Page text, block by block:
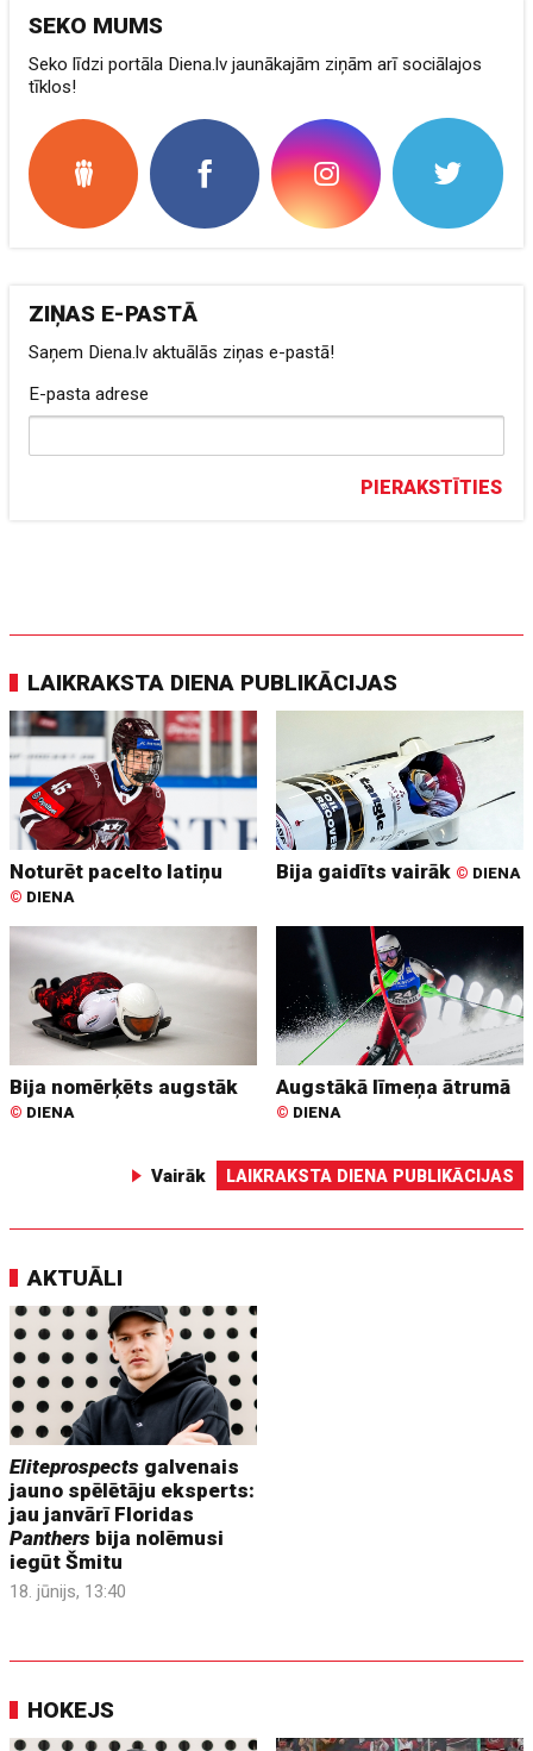
SEKO MUMS
Seko līdzi portāla Diena.lv jaunākajām ziņām arī sociālajos
tīklos!
ZIŅAS E-PASTĀ
Saņem Diena.lv aktuālās ziņas e-pastā!
E-pasta adrese
PIERAKSTĪTIES
LAIKRAKSTA DIENA PUBLIKĀCIJAS
Noturēt pacelto latiņu
© DIENA
Bija gaidīts vairāk © DIENA
Bija nomērķēts augstāk
© DIENA
Augstākā līmeņa ātrumā
© DIENA
Vairāk LAIKRAKSTA DIENA PUBLIKĀCIJAS
AKTUĀLI
Eliteprospects galvenais
jauno spēlētāju eksperts:
jau janvārī Floridas
Panthers bija nolēmusi
iegūt Šmitu
18. jūnijs, 13:40
HOKEJS